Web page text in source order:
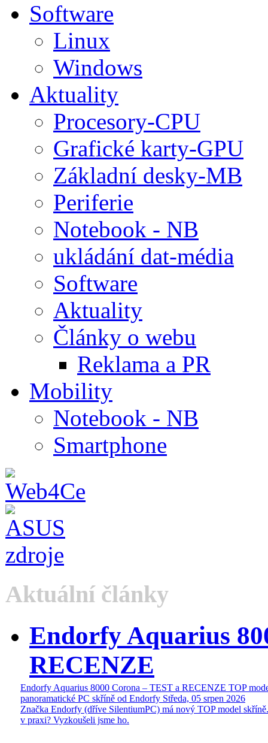
Software
Linux
Windows
Aktuality
Procesory-CPU
Grafické karty-GPU
Základní desky-MB
Periferie
Notebook - NB
ukládání dat-média
Software
Aktuality
Články o webu
Reklama a PR
Mobility
Notebook - NB
Smartphone
Aktuální články
Endorfy Aquarius
RECENZE
Endorfy Aquarius 8000 Corona – TEST a RECENZE TOP
panoramatické PC skříně od Endorfy Středa, 05 srpen 2026
Značka Endorfy (dříve SilentiumPC) má nový TOP model
v praxi? Vyzkoušeli jsme ho.